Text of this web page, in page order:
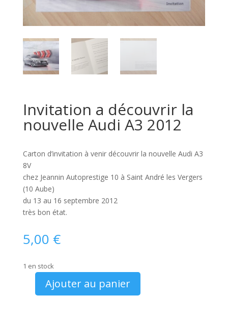
Invitation a découvrir la
nouvelle Audi A3 2012
Carton d’invitation à venir découvrir la nouvelle Audi A3
8V
chez Jeannin Autoprestige 10 à Saint André les Vergers
(10 Aube)
du 13 au 16 septembre 2012
très bon état.
5,00 €
1 en stock
quantitéAjouter au panier